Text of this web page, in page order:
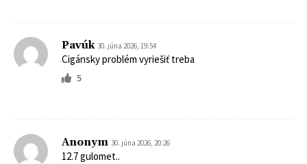
Pavúk 30. júna 2026, 19:54
Cigánsky problém vyriešiť treba
5
Anonym 30. júna 2026, 20:26
12.7 gulomet..